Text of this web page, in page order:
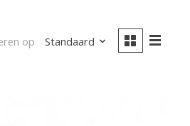
op Standaard